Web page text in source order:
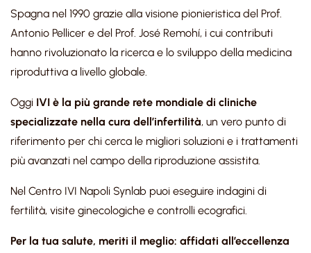
Spagna nel 1990 grazie alla visione pionieristica del Prof.
Antonio Pellicer e del Prof. José Remohí, i cui contributi
hanno rivoluzionato la ricerca e lo sviluppo della medicina
riproduttiva a livello globale.
Oggi IVI è la più grande rete mondiale di cliniche
specializzate nella cura dell’infertilità, un vero punto di
riferimento per chi cerca le migliori soluzioni e i trattamenti
più avanzati nel campo della riproduzione assistita.
Nel Centro IVI Napoli Synlab puoi eseguire indagini di
fertilità, visite ginecologiche e controlli ecografici.
Per la tua salute, meriti il meglio: affidati all’eccellenza